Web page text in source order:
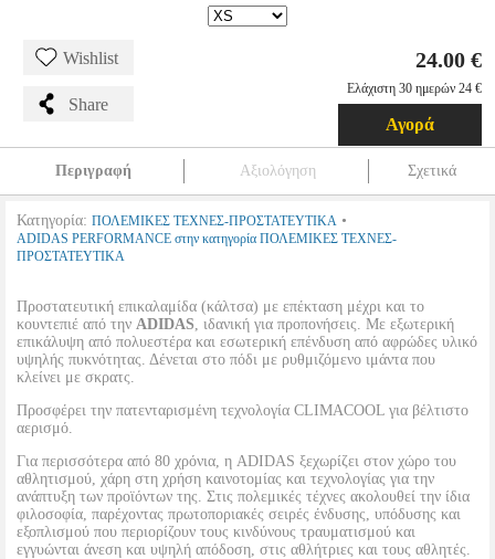
Wishlist
Share
24.00 €
Ελάχιστη 30 ημερών 24 €
Αγορά
Περιγραφή Αξιολόγηση Σχετικά
Κατηγορία: ΠΟΛΕΜΙΚΕΣ ΤΕΧΝΕΣ-ΠΡΟΣΤΑΤΕΥΤΙΚΑ •
ADIDAS PERFORMANCE στην κατηγορία ΠΟΛΕΜΙΚΕΣ ΤΕΧΝΕΣ-
ΠΡΟΣΤΑΤΕΥΤΙΚΑ
Προστατευτική επικαλαμίδα (κάλτσα) με επέκταση μέχρι και το
κουντεπιέ από την ADIDAS, ιδανική για προπονήσεις. Με εξωτερική
επικάλυψη από πολυεστέρα και εσωτερική επένδυση από αφρώδες υλικό
υψηλής πυκνότητας. Δένεται στο πόδι με ρυθμιζόμενο ιμάντα που
κλείνει με σκρατς.
Προσφέρει την πατενταρισμένη τεχνολογία CLIMACOOL για βέλτιστο
αερισμό.
Για περισσότερα από 80 χρόνια, η ADIDAS ξεχωρίζει στον χώρο του
αθλητισμού, χάρη στη χρήση καινοτομίας και τεχνολογίας για την
ανάπτυξη των προϊόντων της. Στις πολεμικές τέχνες ακολουθεί την ίδια
φιλοσοφία, παρέχοντας πρωτοποριακές σειρές ένδυσης, υπόδυσης και
εξοπλισμού που περιορίζουν τους κινδύνους τραυματισμού και
εγγυώνται άνεση και υψηλή απόδοση, στις αθλήτριες και τους αθλητές.